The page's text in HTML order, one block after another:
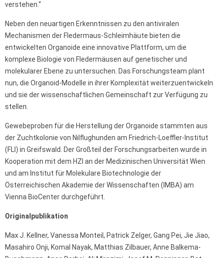
verstehen.“
Neben den neuartigen Erkenntnissen zu den antiviralen
Mechanismen der Fledermaus-Schleimhäute bieten die
entwickelten Organoide eine innovative Plattform, um die
komplexe Biologie von Fledermäusen auf genetischer und
molekularer Ebene zu untersuchen. Das Forschungsteam plant
nun, die Organoid-Modelle in ihrer Komplexität weiterzuentwickeln
und sie der wissenschaftlichen Gemeinschaft zur Verfügung zu
stellen.
Gewebeproben für die Herstellung der Organoide stammten aus
der Zuchtkolonie von Nilflughunden am Friedrich-Loeffler-Institut
(FLI) in Greifswald. Der Großteil der Forschungsarbeiten wurde in
Kooperation mit dem HZI an der Medizinischen Universität Wien
und am Institut für Molekulare Biotechnologie der
Österreichischen Akademie der Wissenschaften (IMBA) am
Vienna BioCenter durchgeführt.
Originalpublikation
Max J. Kellner, Vanessa Monteil, Patrick Zelger, Gang Pei, Jie Jiao,
Masahiro Onji, Komal Nayak, Matthias Zilbauer, Anne Balkema-